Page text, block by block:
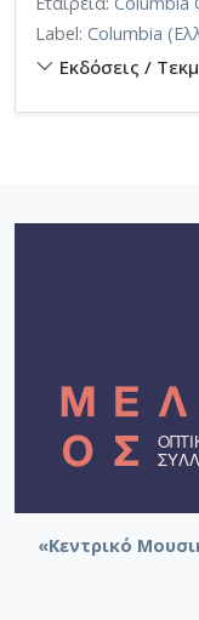
Label: Columbia
Εκδόσεις /
«Κεντρικό